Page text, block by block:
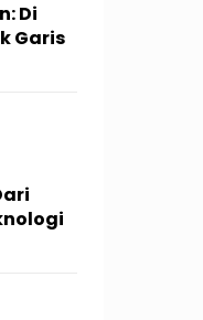
Di
Garis